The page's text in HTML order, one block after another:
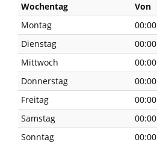
Wochentag Von
Montag
00:00
Dienstag
00:00
Mittwoch
00:00
Donnerstag
00:00
Freitag
00:00
Samstag
00:00
Sonntag
00:00